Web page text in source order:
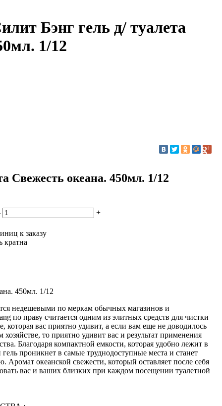
Бэнг гель д/ туалета
1/12
Свежесть океана. 450мл. 1/12
+
к заказу
кратна
450мл. 1/12
недешевыми по меркам обычных магазинов и
по праву считается одним из элитных средств для чистки
которая вас приятно удивит, а если вам еще не доводилось
то приятно удивит вас и результат применения
Благодаря компактной емкости, которая удобно лежит в
проникнет в самые труднодоступные места и станет
океанской свежести, который оставляет после себя
вас и ваших близких при каждом посещении туалетной